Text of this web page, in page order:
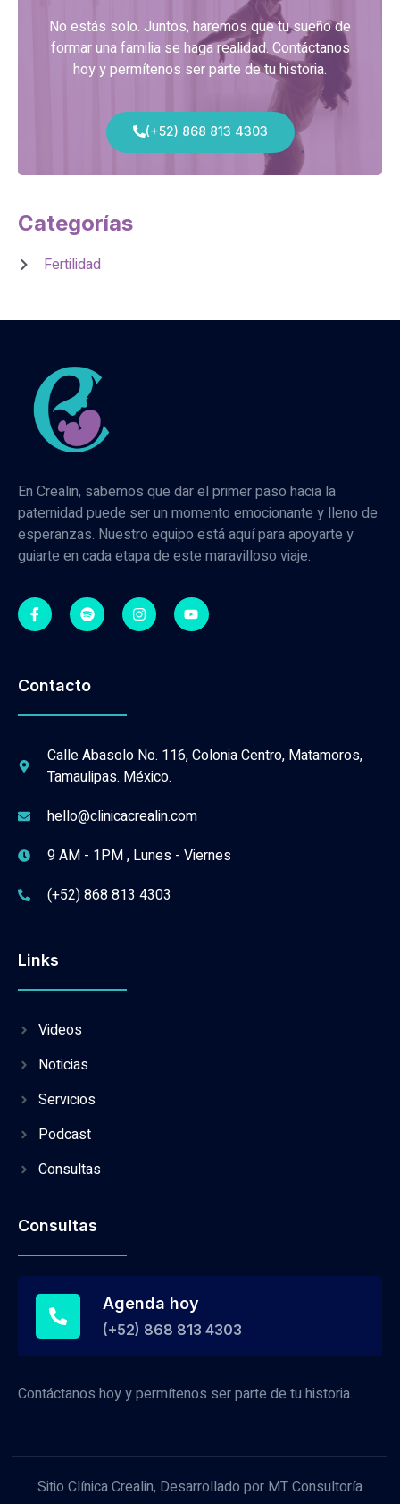
No estás solo. Juntos, haremos que tu sueño de
formar una familia se haga realidad. Contáctanos
hoy y permítenos ser parte de tu historia.
(+52) 868 813 4303
Categorías
Fertilidad
En Crealin, sabemos que dar el primer paso hacia la
paternidad puede ser un momento emocionante y lleno de
esperanzas. Nuestro equipo está aquí para apoyarte y
guiarte en cada etapa de este maravilloso viaje.
Contacto
Calle Abasolo No. 116, Colonia Centro, Matamoros,
Tamaulipas. México.
hello@clinicacrealin.com
9 AM - 1PM , Lunes - Viernes
(+52) 868 813 4303
Links
Videos
Noticias
Servicios
Podcast
Consultas
Consultas
Agenda hoy
(+52) 868 813 4303
Contáctanos hoy y permítenos ser parte de tu historia.
Sitio Clínica Crealin, Desarrollado por MT Consultoría